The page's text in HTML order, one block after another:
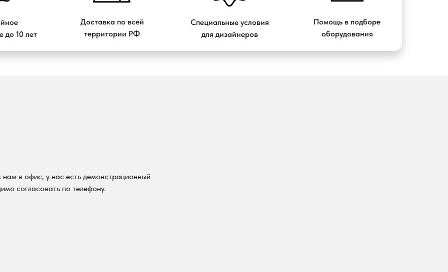
Доставка по всей
территории РФ
до 10 лет
Специальные условия
для дизайнеров
Помощь в подборе
оборудования
в офис, у нас есть демонстрационный
согласовать по телефону.